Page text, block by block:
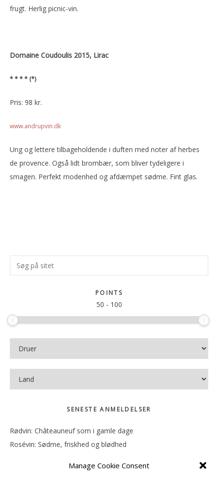
Manage Cookie Consent
frugt. Herlig picnic-vin.
Domaine Coudoulis 2015, Lirac
* * * * (*)
Pris: 98 kr.
www.andrupvin.dk
Ung og lettere tilbageholdende i duften med noter af herbes
de provence. Også lidt brombær, som bliver tydeligere i
smagen. Perfekt modenhed og afdæmpet sødme. Fint glas.
Primær
Sidebar
Søg
på
POINTS
50 - 100
SENESTE ANMELDELSER
Rødvin: Châteauneuf som i gamle dage
Rosévin: Sødme, friskhed og blødhed
Rosévin: Forfriskende bagatel